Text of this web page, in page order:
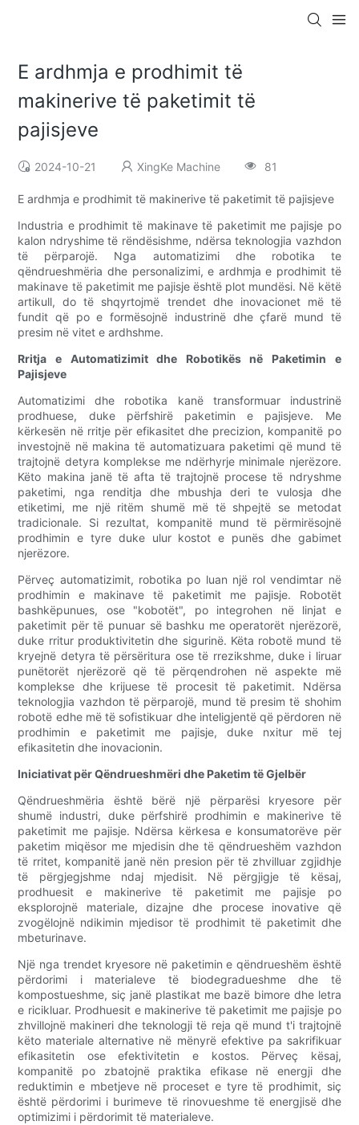
E ardhmja e prodhimit të
makinerive të paketimit të
pajisjeve
2024-10-21 XingKe Machine 81
E ardhmja e prodhimit të makinerive të paketimit të pajisjeve
Industria e prodhimit të makinave të paketimit me pajisje po
kalon ndryshime të rëndësishme, ndërsa teknologjia vazhdon
të përparojë. Nga automatizimi dhe robotika te
qëndrueshmëria dhe personalizimi, e ardhmja e prodhimit të
makinave të paketimit me pajisje është plot mundësi. Në këtë
artikull, do të shqyrtojmë trendet dhe inovacionet më të
fundit që po e formësojnë industrinë dhe çfarë mund të
presim në vitet e ardhshme.
Rritja e Automatizimit dhe Robotikës në Paketimin e
Pajisjeve
Automatizimi dhe robotika kanë transformuar industrinë
prodhuese, duke përfshirë paketimin e pajisjeve. Me
kërkesën në rritje për efikasitet dhe precizion, kompanitë po
investojnë në makina të automatizuara paketimi që mund të
trajtojnë detyra komplekse me ndërhyrje minimale njerëzore.
Këto makina janë të afta të trajtojnë procese të ndryshme
paketimi, nga renditja dhe mbushja deri te vulosja dhe
etiketimi, me një ritëm shumë më të shpejtë se metodat
tradicionale. Si rezultat, kompanitë mund të përmirësojnë
prodhimin e tyre duke ulur kostot e punës dhe gabimet
njerëzore.
Përveç automatizimit, robotika po luan një rol vendimtar në
prodhimin e makinave të paketimit me pajisje. Robotët
bashkëpunues, ose "kobotët", po integrohen në linjat e
paketimit për të punuar së bashku me operatorët njerëzorë,
duke rritur produktivitetin dhe sigurinë. Këta robotë mund të
kryejnë detyra të përsëritura ose të rrezikshme, duke i liruar
punëtorët njerëzorë që të përqendrohen në aspekte më
komplekse dhe krijuese të procesit të paketimit. Ndërsa
teknologjia vazhdon të përparojë, mund të presim të shohim
robotë edhe më të sofistikuar dhe inteligjentë që përdoren në
prodhimin e paketimit me pajisje, duke nxitur më tej
efikasitetin dhe inovacionin.
Iniciativat për Qëndrueshmëri dhe Paketim të Gjelbër
Qëndrueshmëria është bërë një përparësi kryesore për
shumë industri, duke përfshirë prodhimin e makinerive të
paketimit me pajisje. Ndërsa kërkesa e konsumatorëve për
paketim miqësor me mjedisin dhe të qëndrueshëm vazhdon
të rritet, kompanitë janë nën presion për të zhvilluar zgjidhje
të përgjegjshme ndaj mjedisit. Në përgjigje të kësaj,
prodhuesit e makinerive të paketimit me pajisje po
eksplorojnë materiale, dizajne dhe procese inovative që
zvogëlojnë ndikimin mjedisor të prodhimit të paketimit dhe
mbeturinave.
Një nga trendet kryesore në paketimin e qëndrueshëm është
përdorimi i materialeve të biodegradueshme dhe të
kompostueshme, siç janë plastikat me bazë bimore dhe letra
e ricikluar. Prodhuesit e makinerive të paketimit me pajisje po
zhvillojnë makineri dhe teknologji të reja që mund t'i trajtojnë
këto materiale alternative në mënyrë efektive pa sakrifikuar
efikasitetin ose efektivitetin e kostos. Përveç kësaj,
kompanitë po zbatojnë praktika efikase në energji dhe
reduktimin e mbetjeve në proceset e tyre të prodhimit, siç
është përdorimi i burimeve të rinovueshme të energjisë dhe
optimizimi i përdorimit të materialeve.